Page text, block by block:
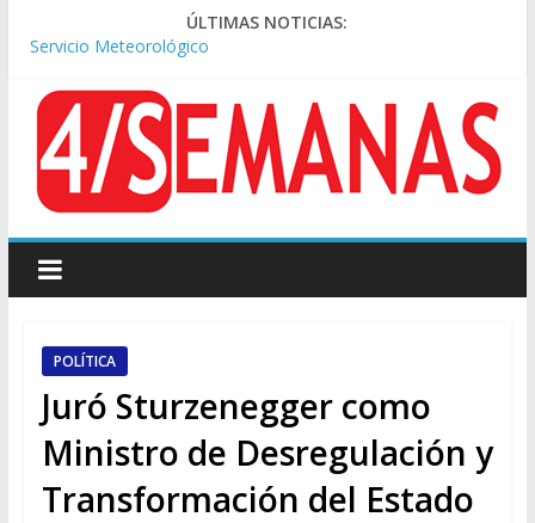
ÚLTIMAS NOTICIAS:
Los alquileres de departamentos en la CABA aumentaron
Represión frente al Congreso: tres detenidos durante la
protesta contra la Ley de Propiedad Privada
Sturzenegger defendió la Ley de Tierras y lamentó el retiro
del capítulo de extranjerización
Sáenz endurece su postura: rechaza cambios en Manejo del
Fuego y defiende la Ley de Tierras
Tormentas severas y fuertes ráfagas de viento: alerta del
Servicio Meteorológico
POLÍTICA
Juró Sturzenegger como
Ministro de Desregulación y
Transformación del Estado